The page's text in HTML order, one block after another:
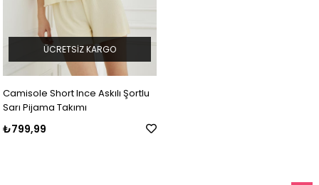
Camisole Short Ince Askılı Şortlu
Sarı Pijama Takımı
₺799,99
ÜCRETSIZ KARGO